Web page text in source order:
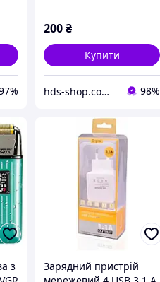
200₴
Купити
hds-shop.com.ua 98%
з
Зарядний пристрій